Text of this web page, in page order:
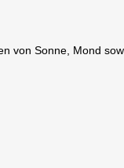
von Sonne, Mond